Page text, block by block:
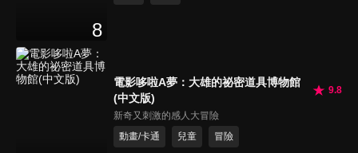
8
電影哆啦A夢：大雄的祕密道具博物館
(中文版)
9.8
新奇又刺激的感人大冒險
動畫/卡通
兒童 冒險